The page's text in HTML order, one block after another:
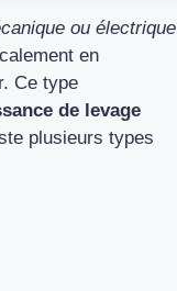
ou électrique
en
Ce type
de levage
plusieurs types